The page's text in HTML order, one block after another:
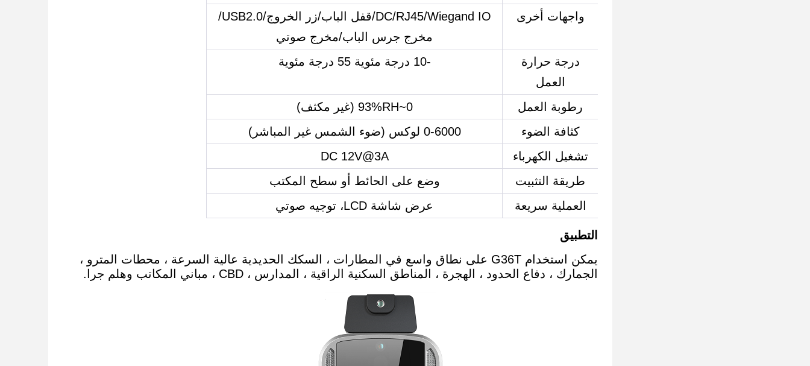
واجهات أخرى
DC/RJ45/Wiegand IO/قفل الباب/زر الخروج/USB2.0/
مخرج جرس الباب/مخرج صوتي
درجة حرارة
العمل
-10 درجة مئوية 55 درجة مئوية
رطوبة العمل
0~93%RH (غير مكثف)
كثافة الضوء
0-6000 لوكس (ضوء الشمس غير المباشر)
تشغيل الكهرباء
DC 12V@3A
طريقة التثبيت
وضع على الحائط أو سطح المكتب
العملية سريعة
عرض شاشة LCD، توجيه صوتي
التطبيق
يمكن استخدام G36T على نطاق واسع في المطارات ، السكك الحديدية عالية السرعة ، محطات المترو ،
الجمارك ، دفاع الحدود ، الهجرة ، المناطق السكنية الراقية ، المدارس ، CBD ، مباني المكاتب وهلم جرا.